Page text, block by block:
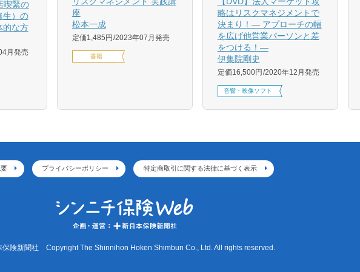
喫緊の
生）の
的な方
月発売
座
松本一成
定価1,485円 2023年07月発売
書籍
略はリスクマネジメントで
決まり！― アプローチの幅
を広げ他営業パーソンと差
をつける！―
伊集院剛史
定価16,500円 2020年12月発売
音響・映像ソフト
プライバシーポリシー 特定商取引に関する法律に基づく表示
保険新聞社 Copyright The Shinnihon Hoken Shimbun Co., Ltd. All rights reserved.